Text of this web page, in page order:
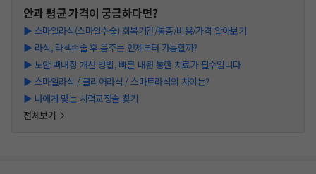
안과평균 가격이 궁금하다면?
▶ 스마일라식(스마일수술) 회복기간/통증/비용/가격 알아보기
▶ 라식, 라섹수술 후 음주는 언제부터 가능할까?
▶ 노안 백내장 개선 방법, 빠른 내원 통한 치료가 필수입니다
▶ 스마일라식 / 클리어라식 / 스마트라식의 차이는?
▶ 나에게 맞는 시력교정술 찾기
전체보기